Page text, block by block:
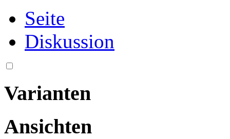
Seite
Diskussion
Varianten
Ansichten